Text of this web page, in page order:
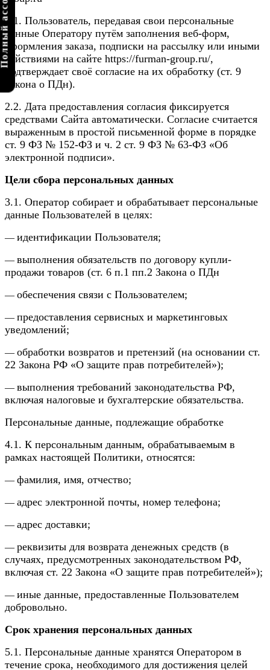
2.1. Пользователь, передавая свои персональные
данные Оператору путём заполнения веб-форм,
оформления заказа, подписки на рассылку или иными
действиями на сайте https://furman-group.ru/,
подтверждает своё согласие на их обработку (ст. 9
Закона о ПДн).
2.2. Дата предоставления согласия фиксируется
средствами Сайта автоматически. Согласие считается
выраженным в простой письменной форме в порядке
ст. 9 ФЗ № 152-ФЗ и ч. 2 ст. 9 ФЗ № 63-ФЗ «Об
электронной подписи».
Цели сбора персональных данных
3.1. Оператор собирает и обрабатывает персональные
данные Пользователей в целях:
— идентификации Пользователя;
— выполнения обязательств по договору купли-
продажи товаров (ст. 6 п.1 пп.2 Закона о ПДн
— обеспечения связи с Пользователем;
— предоставления сервисных и маркетинговых
уведомлений;
— обработки возвратов и претензий (на основании ст.
22 Закона РФ «О защите прав потребителей»);
— выполнения требований законодательства РФ,
включая налоговые и бухгалтерские обязательства.
Персональные данные, подлежащие обработке
4.1. К персональным данным, обрабатываемым в
рамках настоящей Политики, относятся:
— фамилия, имя, отчество;
— адрес электронной почты, номер телефона;
— адрес доставки;
— реквизиты для возврата денежных средств (в
случаях, предусмотренных законодательством РФ,
включая ст. 22 Закона «О защите прав потребителей»);
— иные данные, предоставленные Пользователем
добровольно.
Срок хранения персональных данных
5.1. Персональные данные хранятся Оператором в
течение срока, необходимого для достижения целей